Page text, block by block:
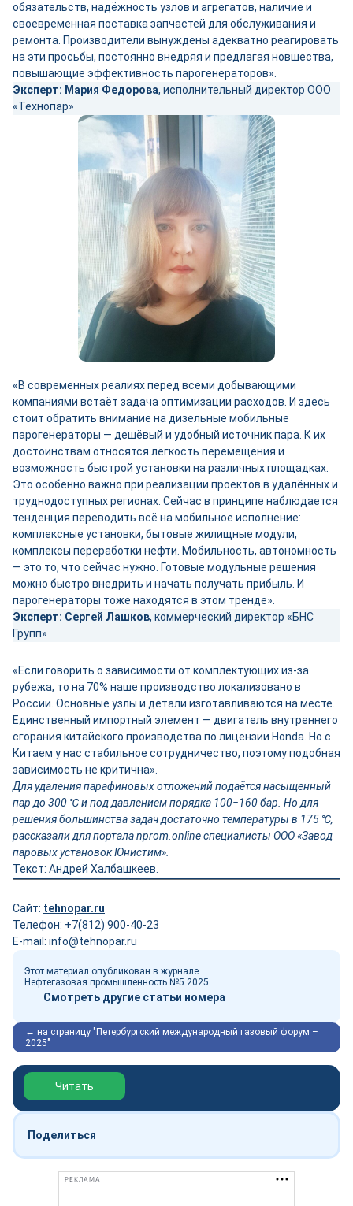
обязательств, надёжность узлов и агрегатов, наличие и
своевременная поставка запчастей для обслуживания и
ремонта. Производители вынуждены адекватно реагировать
на эти просьбы, постоянно внедряя и предлагая новшества,
повышающие эффективность парогенераторов».
Эксперт: Мария Федорова, исполнительный директор ООО
«Технопар»
«В современных реалиях перед всеми добывающими
компаниями встаёт задача оптимизации расходов. И здесь
стоит обратить внимание на дизельные мобильные
парогенераторы ― дешёвый и удобный источник пара. К их
достоинствам относятся лёгкость перемещения и
возможность быстрой установки на различных площадках.
Это особенно важно при реализации проектов в удалённых и
труднодоступных регионах. Сейчас в принципе наблюдается
тенденция переводить всё на мобильное исполнение:
комплексные установки, бытовые жилищные модули,
комплексы переработки нефти. Мобильность, автономность
― это то, что сейчас нужно. Готовые модульные решения
можно быстро внедрить и начать получать прибыль. И
парогенераторы тоже находятся в этом тренде».
Эксперт: Сергей Лашков, коммерческий директор «БНС
Групп»
«Если говорить о зависимости от комплектующих из-за
рубежа, то на 70% наше производство локализовано в
России. Основные узлы и детали изготавливаются на месте.
Единственный импортный элемент — двигатель внутреннего
сгорания китайского производства по лицензии Honda. Но с
Китаем у нас стабильное сотрудничество, поэтому подобная
зависимость не критична».
Для удаления парафиновых отложений подаётся насыщенный
пар до 300 ℃ и под давлением порядка 100‒160 бар. Но для
решения большинства задач достаточно температуры в 175 ℃,
рассказали для портала nprom.online специалисты ООО «Завод
паровых установок Юнистим».
Текст: Андрей Халбашкеев.
Сайт: tehnopar.ru
Телефон: +7(812) 900-40-23
E-mail: info@tehnopar.ru
Этот материал опубликован в журнале
Нефтегазовая промышленность №5 2025.
Смотреть другие статьи номера
← на страницу "Петербургский международный газовый форум –
2025"
Обзор выставки Нефтегаз-2026
Читать
Поделиться
РЕКЛАМА